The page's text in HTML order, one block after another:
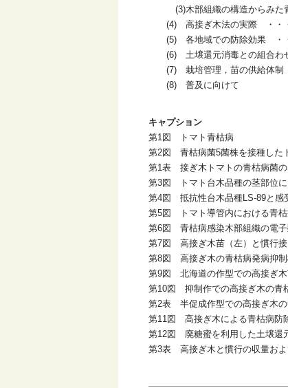
(3)木部組織の構造からみた青
(4) 高接ぎ木法の実際 ・・・
(5) 各地域での防除効果 ・・
(6) 土壌還元消毒との組合わ
(7) 栽培管理，苗の供給体制
(8) 普及に向けて
キャプション
第1図 トマト青枯病
第2図 青枯病菌5菌株を接種した
第1表 接ぎ木トマトの青枯病菌の
第3図 トマト台木品種の茎部位に
第4図 抵抗性台木品種LS-89と感
第5図 トマト導管内における青
第6図 青枯病感染木部組織の電子
第7図 高接ぎ木苗（左）と慣行接
第8図 高接ぎ木の青枯病発病抑
第9図 北海道の作型での高接ぎ
第10図 抑制作での高接ぎ木の青
第2表 半促成作型での高接ぎ木の
第11図 高接ぎ木による青枯病防
第12図 廃糖蜜を利用した土壌還
第3表 高接ぎ木と慣行の収量およ